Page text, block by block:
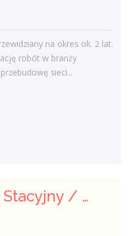
na okres ok. 2 lat.
robót w branży
sieci...
Elektromonter Stacyjny / Elektromonterka Stacyjna (K/M)